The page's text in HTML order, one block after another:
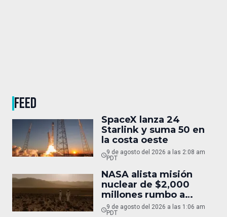
FEED
SpaceX lanza 24
Starlink y suma 50 en
la costa oeste
9 de agosto del 2026 a las 2:08 am
PDT
NASA alista misión
nuclear de $2,000
millones rumbo a
Marte
9 de agosto del 2026 a las 1:06 am
PDT